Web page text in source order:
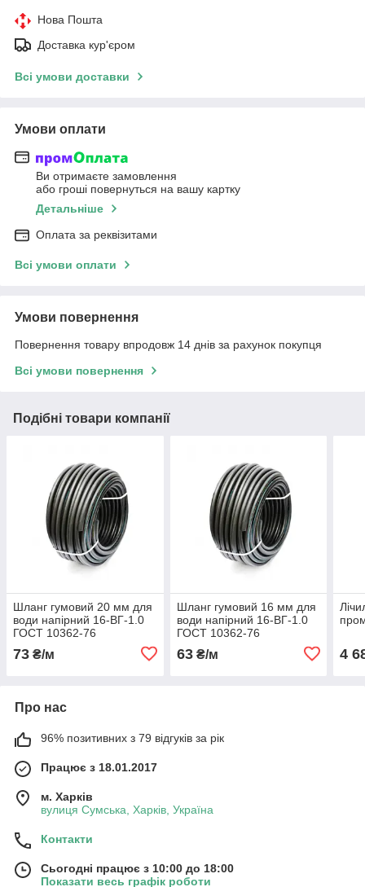
Нова Пошта
Доставка кур'єром
Всі умови доставки
Умови оплати
Ви отримаєте замовлення
або гроші повернуться на вашу картку
Детальніше
Оплата за реквізитами
Всі умови оплати
Умови повернення
Повернення товару впродовж 14 днів за рахунок покупця
Всі умови повернення
Подібні товари компанії
Шланг гумовий 20 мм для
води напірний 16-ВГ-1.0
ГОСТ 10362-76
73 ₴/м
Шланг гумовий 16 мм для
води напірний 16-ВГ-1.0
ГОСТ 10362-76
63₴/м 4
Про нас
96% позитивних з 79 відгуків за рік
Працює з 18.01.2017
м. Харків
вулиця Сумська, Харків, Україна
Контакти
Сьогодні працює з 10:00 до 18:00
Показати весь графік роботи